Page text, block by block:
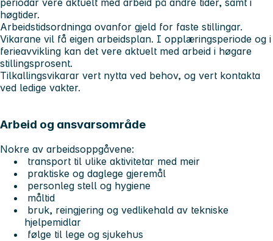
periodar vere aktuelt med arbeid på andre tider, samt i
høgtider.
Arbeidstidsordninga ovanfor gjeld for faste stillingar.
Vikarane vil få eigen arbeidsplan. I opplæringsperiode og i
ferieavvikling kan det vere aktuelt med arbeid i høgare
stillingsprosent.
Tilkallingsvikarar vert nytta ved behov, og vert kontakta
ved ledige vakter.
Arbeid og ansvarsområde
Nokre av arbeidsoppgåvene:
transport til ulike aktivitetar med meir
praktiske og daglege gjeremål
personleg stell og hygiene
måltid
bruk, reingjering og vedlikehald av tekniske
hjelpemidlar
følge til lege og sjukehus